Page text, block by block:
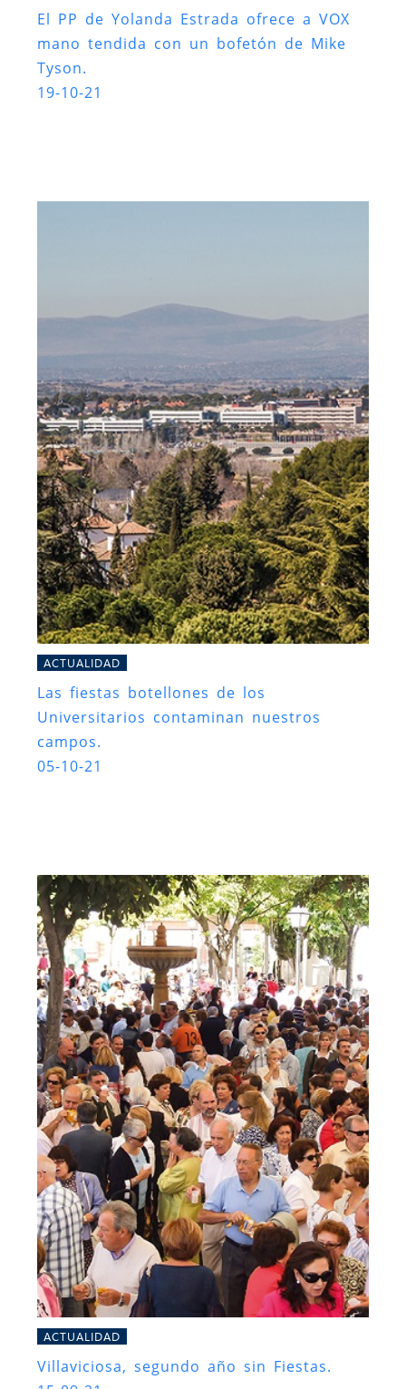
El PP de Yolanda Estrada ofrece a VOX
mano tendida con un bofetón de Mike
Tyson.
19-10-21
ACTUALIDAD
Las fiestas botellones de los
Universitarios contaminan nuestros
campos.
05-10-21
ACTUALIDAD
Villaviciosa, segundo año sin Fiestas.